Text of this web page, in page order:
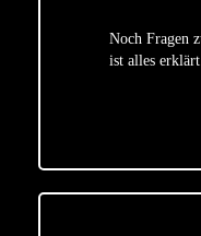
Noch Fragen
ist alles